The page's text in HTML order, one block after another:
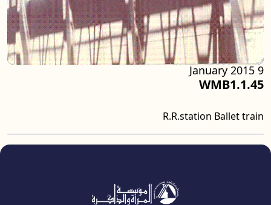
WMB1.1.45
9 January 2015
R.R.station Ballet train